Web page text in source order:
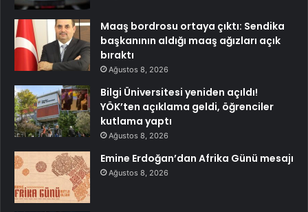
Maaş bordrosu ortaya çıktı: Sendika
başkanının aldığı maaş ağızları açık
bıraktı
Ağustos 8, 2026
Bilgi Üniversitesi yeniden açıldı!
YÖK’ten açıklama geldi, öğrenciler
kutlama yaptı
Ağustos 8, 2026
Emine Erdoğan’dan Afrika Günü mesajı
Ağustos 8, 2026